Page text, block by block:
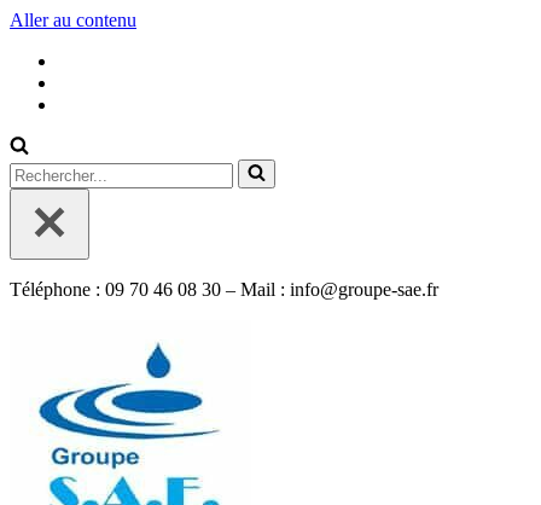
Aller au contenu
Rechercher...
Téléphone : 09 70 46 08 30 – Mail : info@groupe-sae.fr